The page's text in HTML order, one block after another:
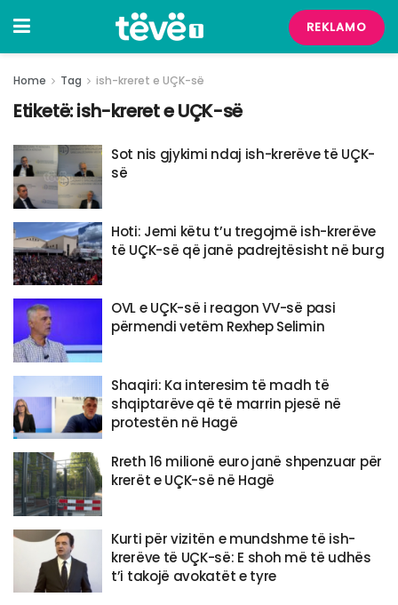
REKLAMO
Home Tag ish-kreret e UÇK-së
Etiketë:ish-kreret e UÇK-së
Sot nis gjykimi ndaj ish-krerëve të UÇK-
së
Hoti: Jemi këtu t’u tregojmë ish-krerëve
të UÇK-së që janë padrejtësisht në burg
OVL e UÇK-së i reagon VV-së pasi
përmendi vetëm Rexhep Selimin
Shaqiri: Ka interesim të madh të
shqiptarëve që të marrin pjesë në
protestën në Hagë
Rreth 16 milionë euro janë shpenzuar për
krerët e UÇK-së në Hagë
Kurti për vizitën e mundshme të ish-
krerëve të UÇK-së: E shoh më të udhës
t’i takojë avokatët e tyre